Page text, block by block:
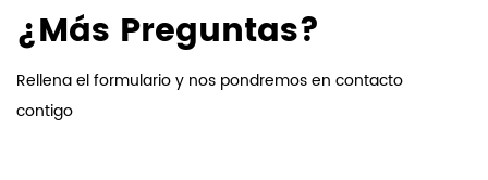
¿Más Preguntas?
Rellena el formulario y nos pondremos en contacto
contigo